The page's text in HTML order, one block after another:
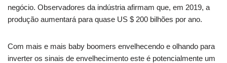
negócio. Observadores da indústria afirmam que, em 2019, a
produção aumentará para quase US $ 200 bilhões por ano.
Com mais e mais baby boomers envelhecendo e olhando para
inverter os sinais de envelhecimento este é potencialmente um